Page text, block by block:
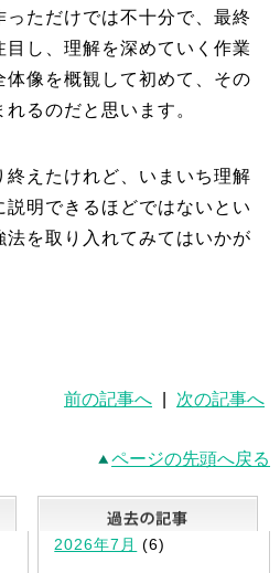
っただけでは不十分で、最終
し、理解を深めていく作業
体像を概観して初めて、その
るのだと思います。
終えたけれど、いまいち理解
明できるほどではないとい
法を取り入れてみてはいかが
前の記事へ 次の記事へ
ページの先頭へ戻る
最新記事一覧
2026年7月 (6)